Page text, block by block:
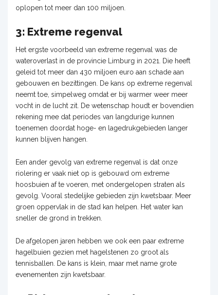
oplopen tot meer dan 100 miljoen.
3: Extreme regenval
Het ergste voorbeeld van extreme regenval was de
wateroverlast in de provincie Limburg in 2021. Die heeft
geleid tot meer dan 430 miljoen euro aan schade aan
gebouwen en bezittingen. De kans op extreme regenval
neemt toe, simpelweg omdat er bij warmer weer meer
vocht in de lucht zit. De wetenschap houdt er bovendien
rekening mee dat periodes van langdurige kunnen
toenemen doordat hoge- en lagedrukgebieden langer
kunnen blijven hangen.
Een ander gevolg van extreme regenval is dat onze
riolering er vaak niet op is gebouwd om extreme
hoosbuien af te voeren, met ondergelopen straten als
gevolg. Vooral stedelijke gebieden zijn kwetsbaar. Meer
groen oppervlak in de stad kan helpen. Het water kan
sneller de grond in trekken.
De afgelopen jaren hebben we ook een paar extreme
hagelbuien gezien met hagelstenen zo groot als
tennisballen. De kans is klein, maar met name grote
evenementen zijn kwetsbaar.